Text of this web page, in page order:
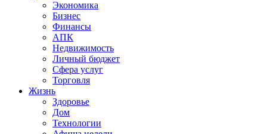
Экономика
Бизнес
Финансы
АПК
Недвижимость
Личный бюджет
Сфера услуг
Торговля
Жизнь
Здоровье
Дом
Технологии